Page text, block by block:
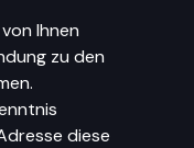
Ihnen
zu den
diese